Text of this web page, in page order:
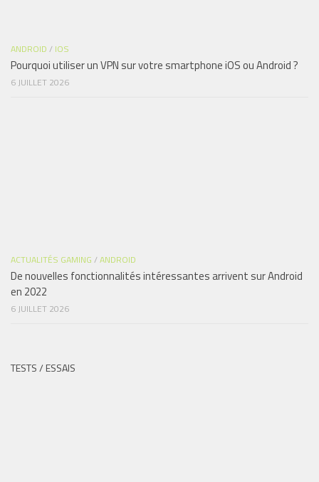
ANDROID / IOS
Pourquoi utiliser un VPN sur votre smartphone iOS ou Android ?
6 JUILLET 2026
ACTUALITÉS GAMING /ANDROID
De nouvelles fonctionnalités intéressantes arrivent sur Android
en 2022
6 JUILLET 2026
TESTS / ESSAIS